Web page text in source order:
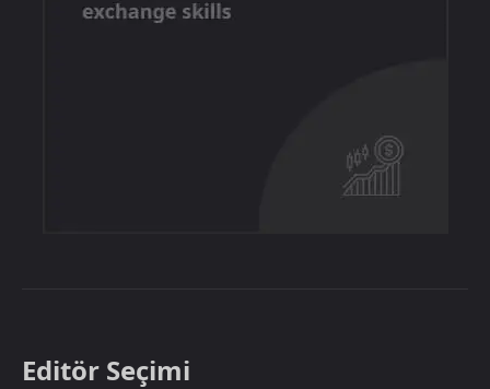
Editör Seçimi